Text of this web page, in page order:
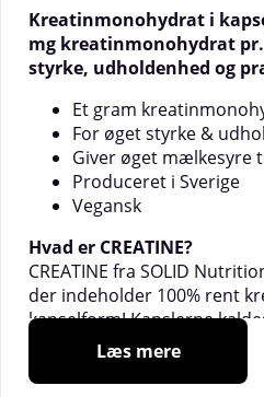
Kreatinmonohydrat i
mg kreatinmonohydrat
styrke, udholdenhed og
Et gram
For øget styrke &
Giver øget mælkesyre
Produceret i Sverige
Vegansk
Hvad er CREATINE?
CREATINE fra SOLID
der indeholder 100% rent
kapselform! Kapslerne
indeholder derfor hele et
målinger, osv.
Læs mere